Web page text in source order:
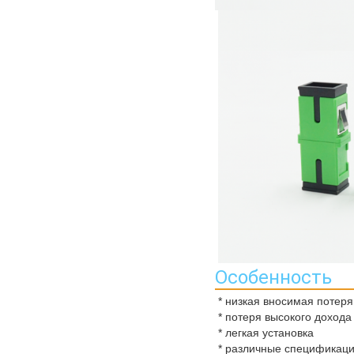
Особенность
* низкая вносимая потеря
* потеря высокого дохода
* легкая установка
* различные